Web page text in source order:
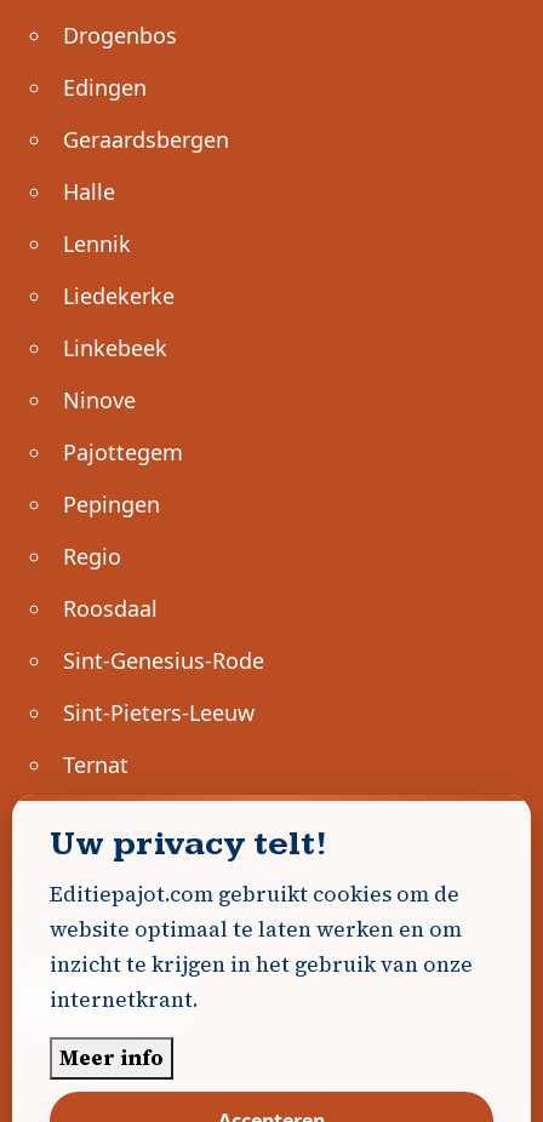
Drogenbos
Edingen
Geraardsbergen
Halle
Lennik
Liedekerke
Linkebeek
Ninove
Pajottegem
Pepingen
Regio
Roosdaal
Sint-Genesius-Rode
Sint-Pieters-Leeuw
Ternat
Geen advertenties gevonden.
Uw advertentie hier? Contacteer ons!
Word Partner!
© 2026 Editiepajot.com Algemene voorwaarden
Uw privacy telt!
Editiepajot.com gebruikt cookies om de
website optimaal te laten werken en om
inzicht te krijgen in het gebruik van onze
internetkrant.
Meer info